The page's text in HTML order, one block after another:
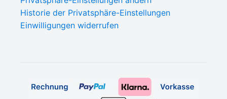
Historie der Privatsphäre-Einstellungen
Einwilligungen widerrufen